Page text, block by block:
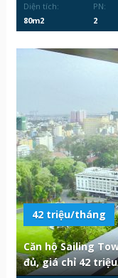
Diện tích:
80m2
PN:
2
42 triệu/tháng
Căn hộ Sailing
đủ, giá chỉ 42